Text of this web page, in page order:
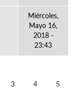
Miércoles,
Mayo 16,
2018 -
23:43
3 4 5